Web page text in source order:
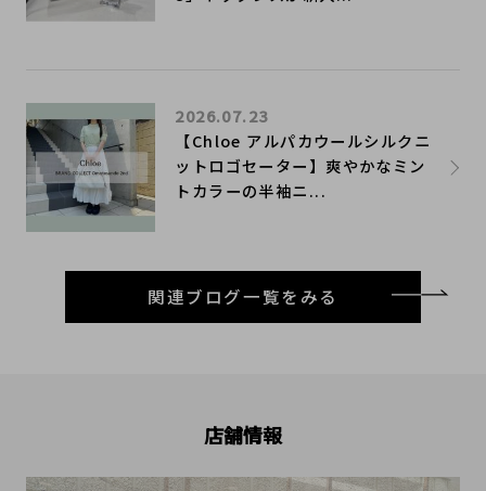
【Chloe アルパカウールシルクニ
ットロゴセーター】爽やかなミン
トカラーの半袖ニ...
2026.07.23
関連ブログ一覧をみる
店舗情報